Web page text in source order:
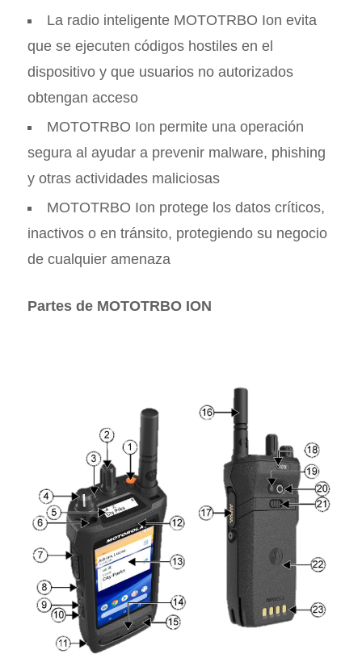
La radio inteligente MOTOTRBO Ion evita
que se ejecuten códigos hostiles en el
dispositivo y que usuarios no autorizados
obtengan acceso
MOTOTRBO Ion permite una operación
segura al ayudar a prevenir malware, phishing
y otras actividades maliciosas
MOTOTRBO Ion protege los datos críticos,
inactivos o en tránsito, protegiendo su negocio
de cualquier amenaza
Partes de MOTOTRBO ION